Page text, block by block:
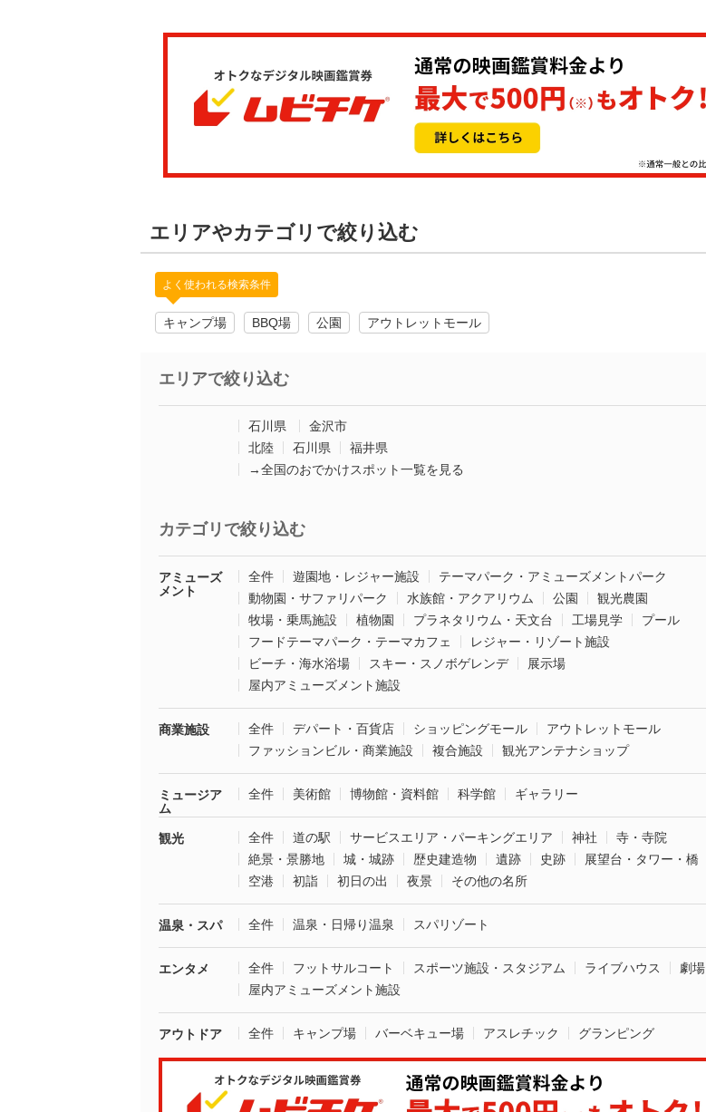
エリアやカテゴリで絞り込む
よく使われる検索条件
キャンプ場 BBQ場 公園 アウトレットモール
エリアで絞り込む
石川県
金沢市
北陸
石川県
福井県
→全国のおでかけスポット一覧を見る
カテゴリで絞り込む
アミューズ
メント
全件 遊園地・レジャー施設
テーマパーク・アミューズメントパーク
動物園・サファリパーク
水族館・アクアリウム 公園
観光農園
牧場・乗馬施設
植物園 プラネタリウム・天文台 工場見学
プール
フードテーマパーク・テーマカフェ
レジャー・リゾート施設
ビーチ・海水浴場
スキー・スノボゲレンデ
展示場
屋内アミューズメント施設
商業施設 全件 デパート・百貨店 ショッピングモール
アウトレットモール
ファッションビル・商業施設
複合施設 観光アンテナショップ
ミュージア
ム
全件 美術館 博物館・資料館 科学館 ギャラリー
観光 全件 道の駅 サービスエリア・パーキングエリア 神社
寺・寺院
絶景・景勝地
城・城跡 歴史建造物 遺跡 史跡
展望台・タワー・橋
空港
初詣 初日の出 夜景 その他の名所
温泉・スパ 全件 温泉・日帰り温泉 スパリゾート
エンタメ 全件 フットサルコート スポーツ施設・スタジアム ライブハウス
劇場
屋内アミューズメント施設
アウトドア 全件 キャンプ場 バーベキュー場 アスレチック グランピング